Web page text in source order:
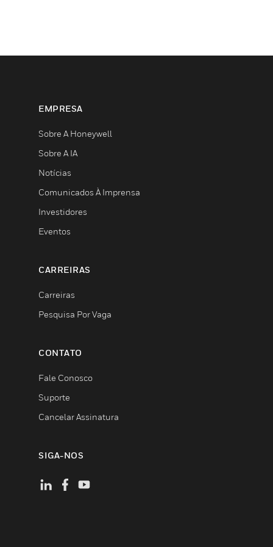
EMPRESA
Sobre A Honeywell
Sobre A IA
Notícias
Comunicados À Imprensa
Investidores
Eventos
CARREIRAS
Carreiras
Pesquisa Por Vaga
CONTATO
Fale Conosco
Suporte
Cancelar Assinatura
SIGA-NOS